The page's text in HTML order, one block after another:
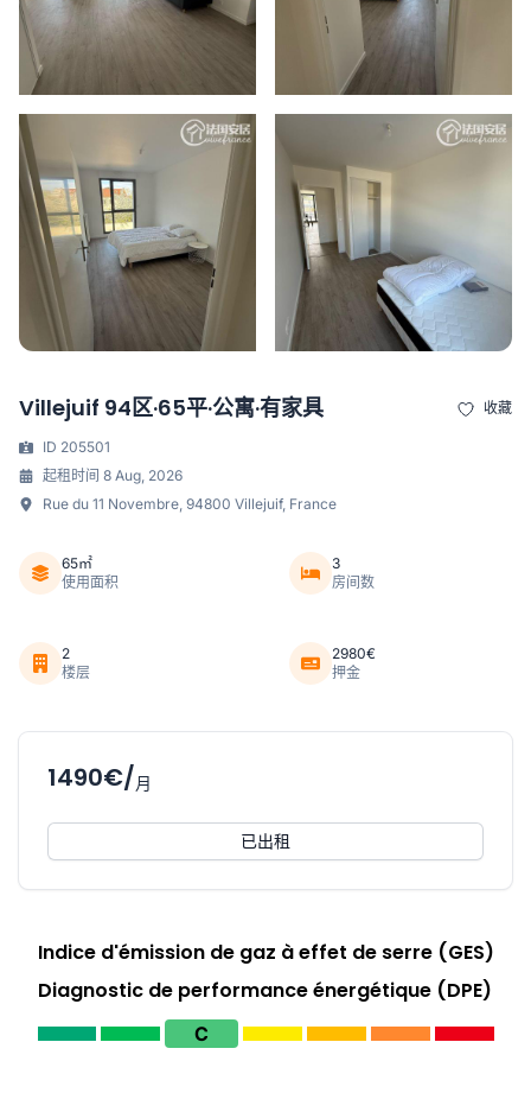
Villejuif 94区·65平·公寓·有家具 收藏
ID 205501
起租时间 8 Aug, 2026
Rue du 11 Novembre, 94800 Villejuif, France
65㎡
使用面积
3
房间数
2
楼层
2980€
押金
1490€/月
已出租
Indice d'émission de gaz à effet de serre (GES)
Diagnostic de performance énergétique (DPE)
C